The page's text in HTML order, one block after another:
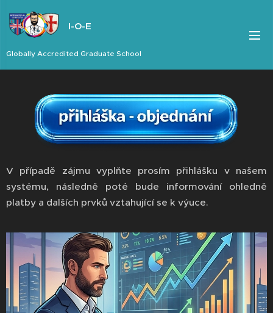
I-O-E
Globally Accredited Graduate School
V případě zájmu vyplňte prosím přihlášku v našem
systému, následně poté bude informování ohledně
platby a dalších prvků vztahující se k výuce.